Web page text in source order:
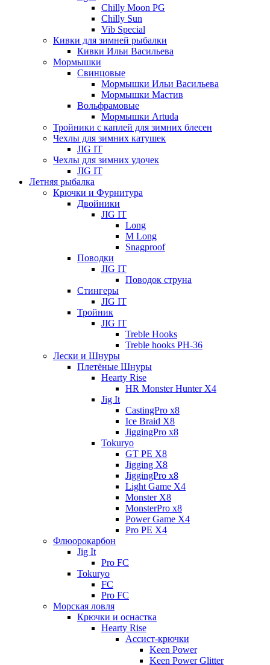
Chilly Moon PG
Chilly Sun
Vib Special
Кивки для зимней рыбалки
Кивки Ильи Васильева
Мормышки
Свинцовые
Мормышки Ильи Васильева
Мормышки Мастив
Вольфрамовые
Мормышки Artuda
Тройники с каплей для зимних блесен
Чехлы для зимних катушек
JIG IT
Чехлы для зимних удочек
JIG IT
Летняя рыбалка
Крючки и Фурнитура
Двойники
JIG IT
Long
M Long
Snagproof
Поводки
JIG IT
Поводок струна
Стингеры
JIG IT
Тройник
JIG IT
Treble Hooks
Treble hooks PH-36
Лески и Шнуры
Плетёные Шнуры
Hearty Rise
HR Monster Hunter X4
Jig It
CastingPro x8
Ice Braid X8
JiggingPro x8
Tokuryo
GT PE X8
Jigging X8
JiggingPro x8
Light Game X4
Monster X8
MonsterPro x8
Power Game X4
Pro PE X4
Флюорокарбон
Jig It
Pro FC
Tokuryo
FC
Pro FC
Морская ловля
Крючки и оснастка
Hearty Rise
Ассист-крючки
Keen Power
Keen Power Glitter